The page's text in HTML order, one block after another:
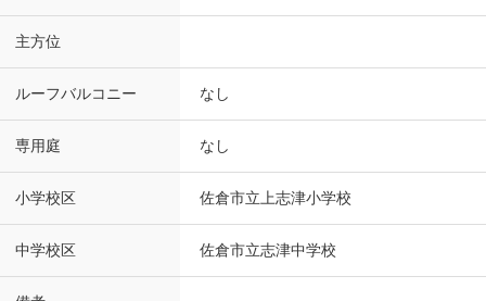
主方位
ルーフバルコニー なし
専用庭 なし
小学校区 佐倉市立上志津小学校
中学校区 佐倉市立志津中学校